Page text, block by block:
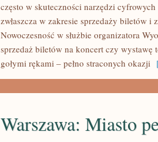
często w skuteczności narzędzi
zwłaszcza w zakresie sprzedaży biletów i
Nowoczesność w służbie organizatora
sprzedaż biletów na koncert czy wystawę
gołymi rękami – pełno straconych okazji
Warszawa: Miasto